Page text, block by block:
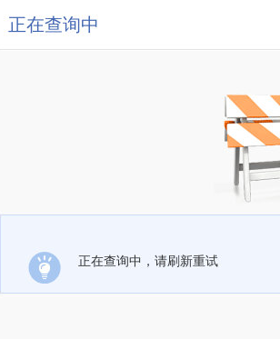
正在查询中
正在查询中，请刷新重试